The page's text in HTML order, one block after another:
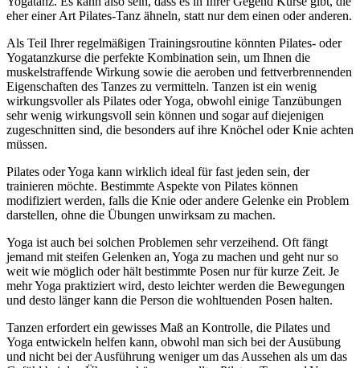
eher einer Art Pilates-Tanz ähneln, statt nur dem einen oder anderen.
Als Teil Ihrer regelmäßigen Trainingsroutine könnten Pilates- oder
Yogatanzkurse die perfekte Kombination sein, um Ihnen die
muskelstraffende Wirkung sowie die aeroben und fettverbrennenden
Eigenschaften des Tanzes zu vermitteln. Tanzen ist ein wenig
wirkungsvoller als Pilates oder Yoga, obwohl einige Tanzübungen
sehr wenig wirkungsvoll sein können und sogar auf diejenigen
zugeschnitten sind, die besonders auf ihre Knöchel oder Knie achten
müssen.
Pilates oder Yoga kann wirklich ideal für fast jeden sein, der
trainieren möchte. Bestimmte Aspekte von Pilates können
modifiziert werden, falls die Knie oder andere Gelenke ein Problem
darstellen, ohne die Übungen unwirksam zu machen.
Yoga ist auch bei solchen Problemen sehr verzeihend. Oft fängt
jemand mit steifen Gelenken an, Yoga zu machen und geht nur so
weit wie möglich oder hält bestimmte Posen nur für kurze Zeit. Je
mehr Yoga praktiziert wird, desto leichter werden die Bewegungen
und desto länger kann die Person die wohltuenden Posen halten.
Tanzen erfordert ein gewisses Maß an Kontrolle, die Pilates und
Yoga entwickeln helfen kann, obwohl man sich bei der Ausübung
und nicht bei der Ausführung weniger um das Aussehen als um das